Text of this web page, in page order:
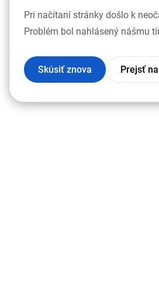
Pri načítaní stránky došlo k
Problém bol nahlásený nášmu
Skúsiť znova Prejsť